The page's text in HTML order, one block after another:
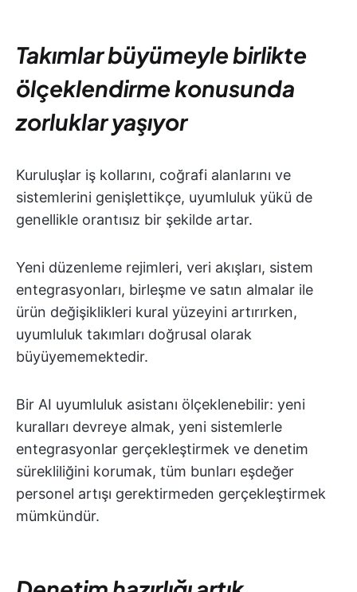
Takımlar büyümeyle birlikte
ölçeklendirme konusunda
zorluklar yaşıyor
Kuruluşlar iş kollarını, coğrafi alanlarını ve
sistemlerini genişlettikçe, uyumluluk yükü de
genellikle orantısız bir şekilde artar.
Yeni düzenleme rejimleri, veri akışları, sistem
entegrasyonları, birleşme ve satın almalar ile
ürün değişiklikleri kural yüzeyini artırırken,
uyumluluk takımları doğrusal olarak
büyüyememektedir.
Bir AI uyumluluk asistanı ölçeklenebilir: yeni
kuralları devreye almak, yeni sistemlerle
entegrasyonlar gerçekleştirmek ve denetim
sürekliliğini korumak, tüm bunları eşdeğer
personel artışı gerektirmeden gerçekleştirmek
mümkündür.